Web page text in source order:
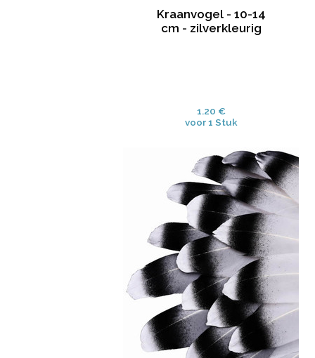
Kraanvogel - 10-14
cm - zilverkleurig
1.20 €
voor 1 Stuk